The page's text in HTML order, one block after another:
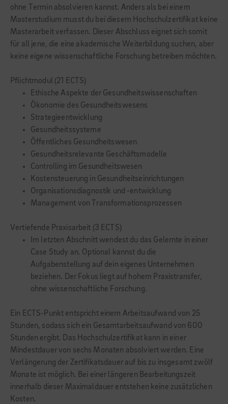
ohne Termin absolvieren kannst. Anders als bei einem
Masterstudium musst du bei diesem Hochschulzertifikat keine
Masterarbeit verfassen. Dieser Abschluss eignet sich somit
für all jene, die eine akademische Weiterbildung suchen, aber
keine eigene wissenschaftliche Forschung betreiben möchten.
Pflichtmodul (21 ECTS)
Ethische Aspekte der Gesundheitswissenschaften
Ökonomie des Gesundheitswesens
Strategieentwicklung
Gesundheitssysteme
Öffentliches Gesundheitswesen
Gesundheitsrelevante Geschäftsmodelle
Controlling im Gesundheitswesen
Kostensteuerung in Gesundheitseinrichtungen
Organisationsdiagnostik und -entwicklung
Management von Transformationsprozessen
Vertiefende Praxisarbeit (3 ECTS)
Im letzten Abschnitt wendest du das Gelernte in einer
Case Study an. Optional kannst du die
Aufgabenstellung auf dein eigenes Unternehmen
beziehen. Der Fokus liegt auf hohem Praxistransfer,
ohne wissenschaftliche Forschung.
Ein ECTS-Punkt entspricht einem Arbeitsaufwand von 25
Stunden, sodass sich ein Gesamtarbeitsaufwand von 600
Stunden ergibt. Das Hochschulzertifikat kann in einer
Mindestdauer von sechs Monaten absolviert werden. Eine
Verlängerung der Zertifikatsdauer auf bis zu insgesamt zwölf
Monate ist möglich. Bei einer längeren Bearbeitungszeit
innerhalb dieser Maximaldauer entstehen keine zusätzlichen
Kosten.